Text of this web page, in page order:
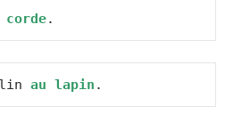
.
au lapin .